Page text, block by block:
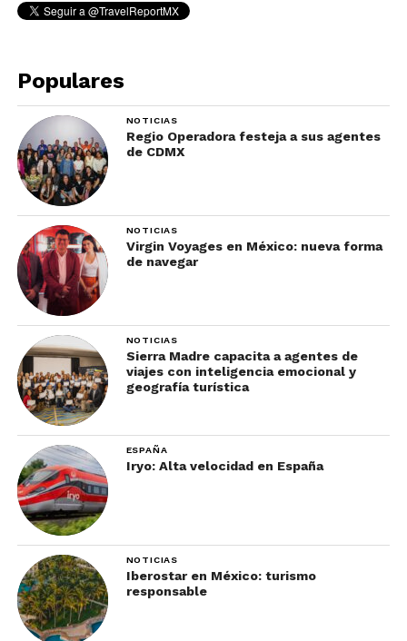
Populares
NOTICIAS
Regio Operadora festeja a sus agentes
de CDMX
NOTICIAS
Virgin Voyages en México: nueva forma
de navegar
NOTICIAS
Sierra Madre capacita a agentes de
viajes con inteligencia emocional y
geografía turística
ESPAÑA
Iryo: Alta velocidad en España
NOTICIAS
Iberostar en México: turismo
responsable